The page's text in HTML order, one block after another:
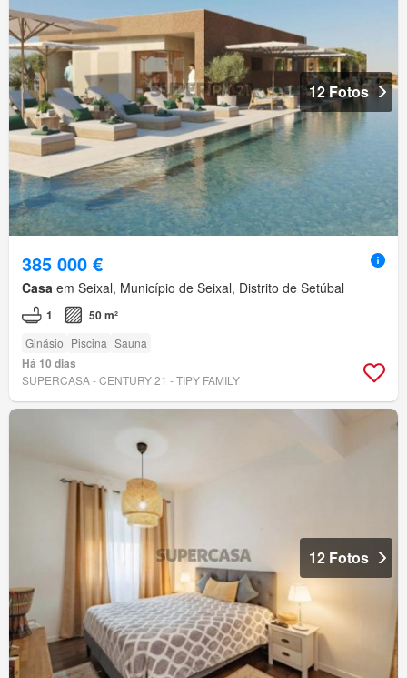
12 Fotos
385 000 €
Casa em Seixal, Município de Seixal, Distrito de Setúbal
1 50 m²
Ginásio Piscina Sauna
Há 10 dias
SUPERCASA - CENTURY 21 - TIPY FAMILY
12 Fotos